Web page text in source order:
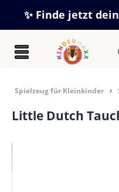
Zum Hauptinhalt
✨ Finde jetzt
Spielzeug für Kleinkinder
Little Dutch